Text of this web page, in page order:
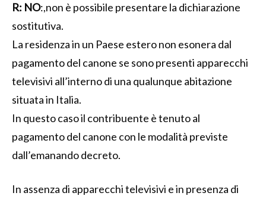
R: NO:,non è possibile presentare la dichiarazione
sostitutiva.
La residenza in un Paese estero non esonera dal
pagamento del canone se sono presenti apparecchi
televisivi all’interno di una qualunque abitazione
situata in Italia.
In questo caso il contribuente è tenuto al
pagamento del canone con le modalità previste
dall’emanando decreto.
In assenza di apparecchi televisivi e in presenza di